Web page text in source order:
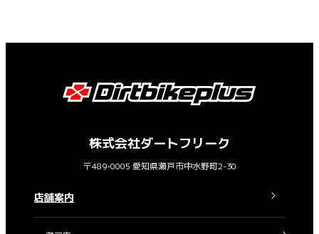
株式会社ダートフリーク
〒489-0005 愛知県瀬戸市中水野町2-30
店舗案内